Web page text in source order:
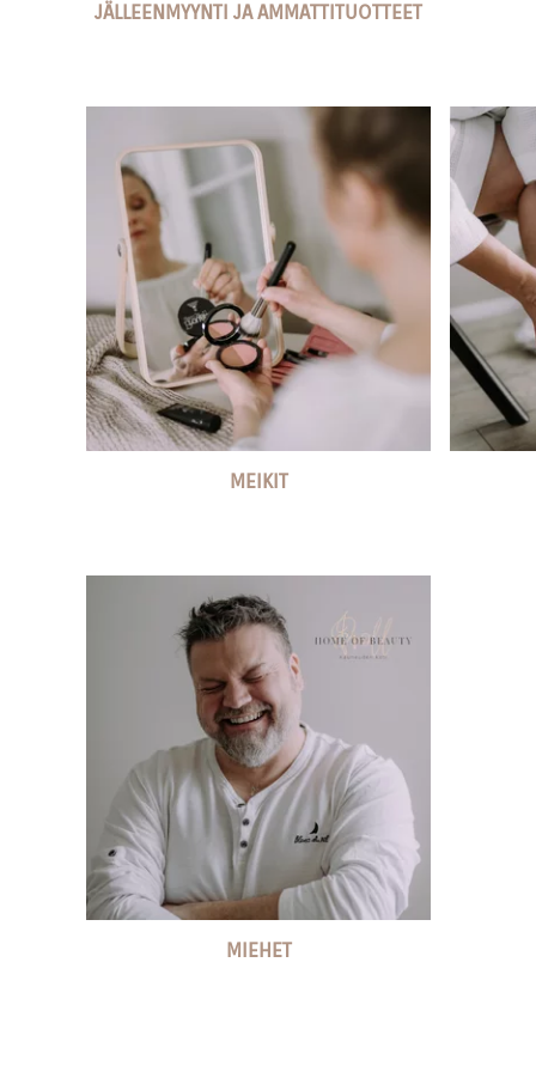
JÄLLEENMYYNTI JA AMMATTITUOTTEET
MEIKIT
MIEHET